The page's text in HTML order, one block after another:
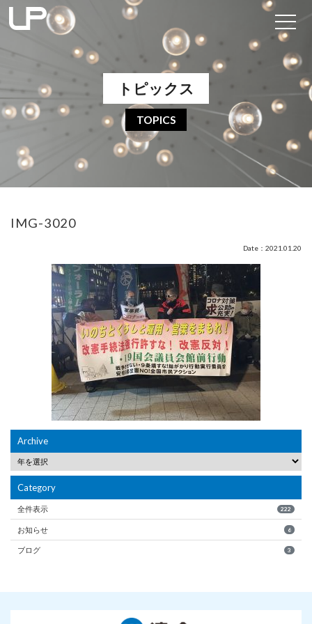
トピックス
TOPICS
IMG-3020
Date：2021.01.20
Archive
Category
全件表示 222
お知らせ 6
ブログ 3